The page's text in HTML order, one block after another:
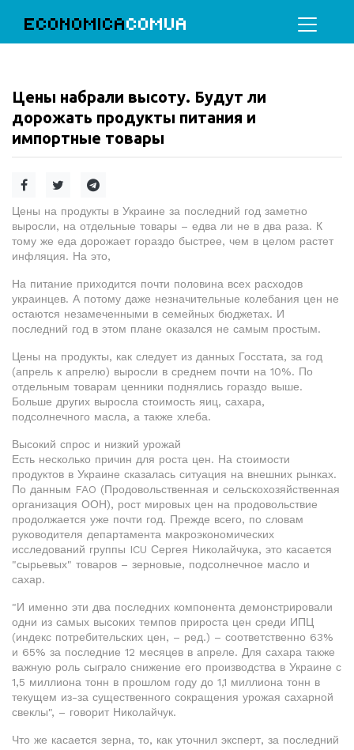
ECONOMICACOMUA
Цены набрали высоту. Будут ли
дорожать продукты питания и
импортные товары
Цены на продукты в Украине за последний год заметно
выросли, на отдельные товары – едва ли не в два раза. К
тому же еда дорожает гораздо быстрее, чем в целом растет
инфляция. На это,
На питание приходится почти половина всех расходов
украинцев. А потому даже незначительные колебания цен не
остаются незамеченными в семейных бюджетах. И
последний год в этом плане оказался не самым простым.
Цены на продукты, как следует из данных Госстата, за год
(апрель к апрелю) выросли в среднем почти на 10%. По
отдельным товарам ценники поднялись гораздо выше.
Больше других выросла стоимость яиц, сахара,
подсолнечного масла, а также хлеба.
Высокий спрос и низкий урожай
Есть несколько причин для роста цен. На стоимости
продуктов в Украине сказалась ситуация на внешних рынках.
По данным FAO (Продовольственная и сельскохозяйственная
организация ООН), рост мировых цен на продовольствие
продолжается уже почти год. Прежде всего, по словам
руководителя департамента макроэкономических
исследований группы ICU Сергея Николайчука, это касается
"сырьевых" товаров – зерновые, подсолнечное масло и
сахар.
"И именно эти два последних компонента демонстрировали
одни из самых высоких темпов прироста цен среди ИПЦ
(индекс потребительских цен, – ред.) – соответственно 63%
и 65% за последние 12 месяцев в апреле. Для сахара также
важную роль сыграло снижение его производства в Украине с
1,5 миллиона тонн в прошлом году до 1,1 миллиона тонн в
текущем из-за существенного сокращения урожая сахарной
свеклы", – говорит Николайчук.
Что же касается зерна, то, как уточнил эксперт, за последний